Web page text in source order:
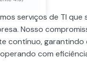
serviços de TI
Nosso
contínuo, garantindo
com